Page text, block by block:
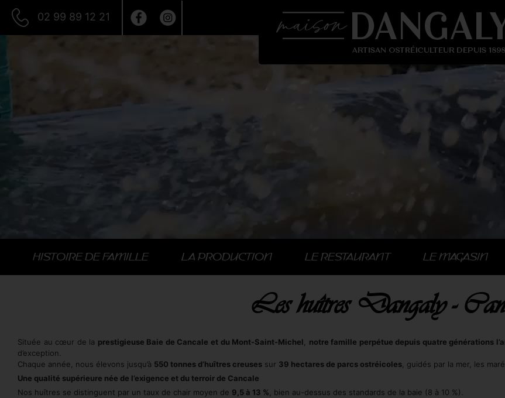
02 99 89 12 21
HISTOIRE DE FAMILLE LA PRODUCTION LE RESTAURANT LE MAGASIN
Les huîtres Dangaly -
Située au cœur de la prestigieuse Baie de Cancale et du Mont-Saint-Michel, notre famille perpétue depuis quatre générations
d’exception.
Chaque année, nous élevons jusqu’à 550 tonnes d’huîtres creuses sur 39 hectares de parcs ostréicoles, guidés par la mer, les
Une qualité supérieure née de l’exigence et du terroir de Cancale
Nos huîtres se distinguent par un taux de chair moyen de 9,5 à 13 %, bien au-dessus des standards de la baie (8 à 10 %).